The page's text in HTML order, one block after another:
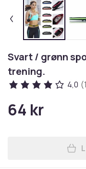
Svart / grønn
trening.
4,0
64 kr